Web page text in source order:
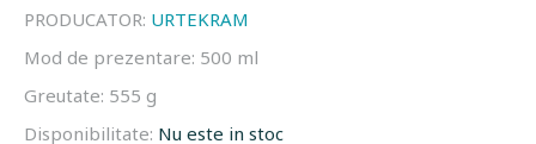
PRODUCATOR: URTEKRAM
Mod de prezentare: 500 ml
Greutate: 555 g
Disponibilitate: Nu este in stoc